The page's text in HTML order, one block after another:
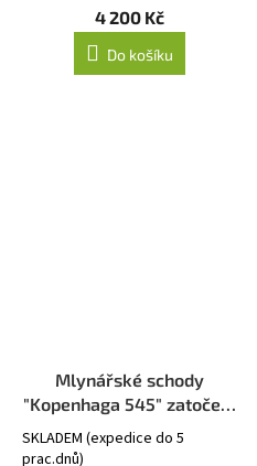
4 200 Kč
Do košíku
Mlynářské schody
"Kopenhaga 545" zatočení
- Pravé
SKLADEM (expedice do 5
prac.dnů)